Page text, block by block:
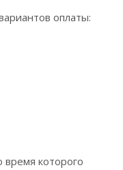
оплаты:
время которого